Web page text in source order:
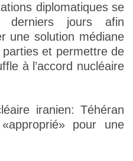
diplomatiques se
derniers jours afin
une solution médiane
et permettre de
à l’accord nucléaire
iranien: Téhéran
pour une